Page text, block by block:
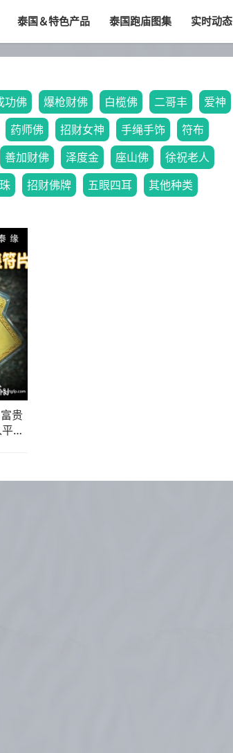
泰国＆特色产品 泰国跑庙图集 实时动态
功佛 爆枪财佛 白榄佛 二哥丰
爱神
药师佛 招财女神 手绳手饰
符布
善加财佛 泽度金 座山佛
徐祝老人
招财佛牌 五眼四耳 其他种类
贵
安